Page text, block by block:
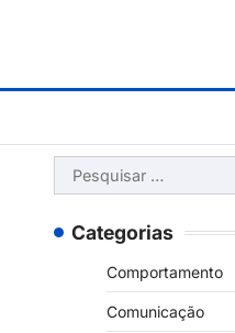
Pesquisar
por:
Categorias
Comportamento
Comunicação